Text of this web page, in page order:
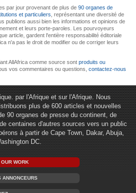
par jour provenant de plus de 90 organes de
et particuliers , représentant une diversité de
publions aussi bien les informations et opinions de
et leurs porte-paroles. Les pourvoyeurs
article, gardent l'entière responsabilité éditoriale
n'a pas le droit de modifier ou de corriger leurs
AllAfrica comme source sont produits ou
vos commentaires ou questions, contactez-nous
par l'Afrique et sur l'Afrique. Nous
plus de 600 articles et nouvelles
90 organes de presse du continent, de
centaines d'autres sources vers un public
à partir de Cape Town, Dakar, Abuja,
DC.
WORK
ANNONCEURS